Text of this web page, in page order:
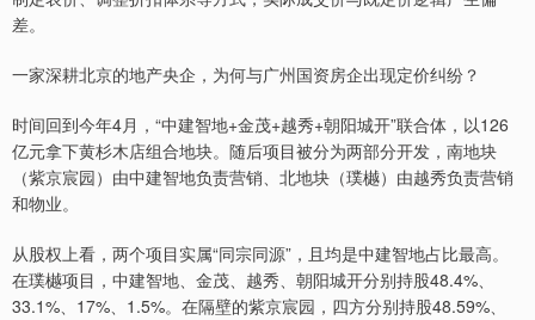
差。
一家深耕北京的地产央企，为何与广州国资房企出现定价纠纷？
时间回到今年4月，“中建智地+金茂+越秀+朝阳城开”联合体，以126
亿元拿下黄杉木店组合地块。随后项目被分为两部分开发，南地块
（紫京宸园）由中建智地负责营销、北地块（璞樾）由越秀负责营销
和物业。
从股权上看，两个项目实属“同宗同源”，且均是中建智地占比最高。
在璞樾项目，中建智地、金茂、越秀、朝阳城开分别持股48.4%、
33.1%、17%、1.5%。在隔壁的紫京宸园，四方分别持股48.59%、